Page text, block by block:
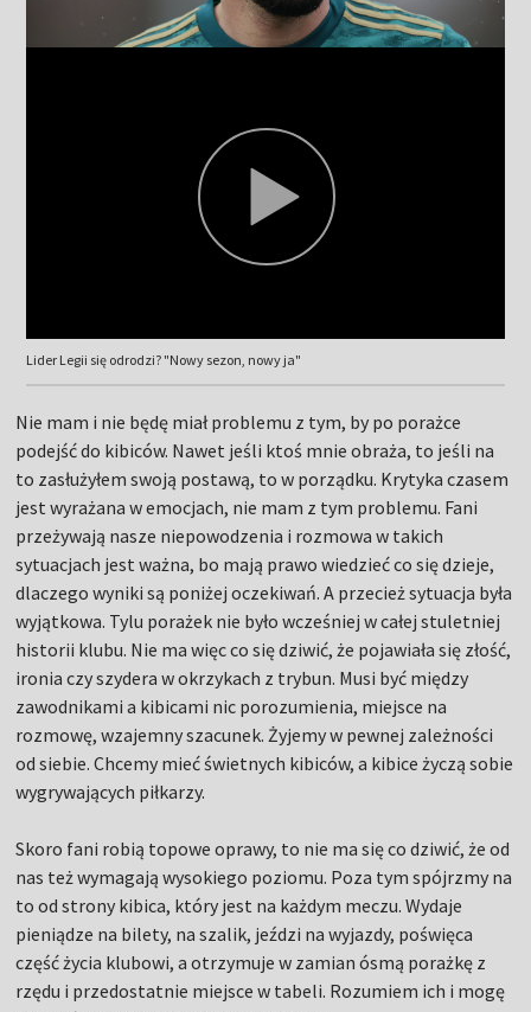
Lider Legii się odrodzi? "Nowy sezon, nowy ja"
Nie mam i nie będę miał problemu z tym, by po porażce
podejść do kibiców. Nawet jeśli ktoś mnie obraża, to jeśli na
to zasłużyłem swoją postawą, to w porządku. Krytyka czasem
jest wyrażana w emocjach, nie mam z tym problemu. Fani
przeżywają nasze niepowodzenia i rozmowa w takich
sytuacjach jest ważna, bo mają prawo wiedzieć co się dzieje,
dlaczego wyniki są poniżej oczekiwań. A przecież sytuacja była
wyjątkowa. Tylu porażek nie było wcześniej w całej stuletniej
historii klubu. Nie ma więc co się dziwić, że pojawiała się złość,
ironia czy szydera w okrzykach z trybun. Musi być między
zawodnikami a kibicami nic porozumienia, miejsce na
rozmowę, wzajemny szacunek. Żyjemy w pewnej zależności
od siebie. Chcemy mieć świetnych kibiców, a kibice życzą sobie
wygrywających piłkarzy.
Skoro fani robią topowe oprawy, to nie ma się co dziwić, że od
nas też wymagają wysokiego poziomu. Poza tym spójrzmy na
to od strony kibica, który jest na każdym meczu. Wydaje
pieniądze na bilety, na szalik, jeździ na wyjazdy, poświęca
część życia klubowi, a otrzymuje w zamian ósmą porażkę z
rzędu i przedostatnie miejsce w tabeli. Rozumiem ich i mogę